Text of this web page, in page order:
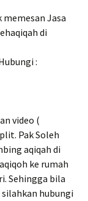
Jasa
di
:
video (
Pak Soleh
aqiqah di
ke rumah
Sehingga bila
hubungi